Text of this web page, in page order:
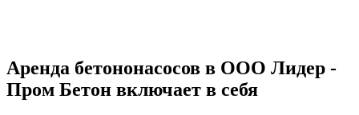
Аренда бетононасосов в ООО Лидер -
Пром Бетон включает в себя